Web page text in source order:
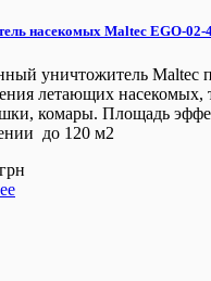
насекомых Maltec EGO-02-
уничтожитель Maltec
летающих насекомых,
комары. Площадь
до 120 м2
грн